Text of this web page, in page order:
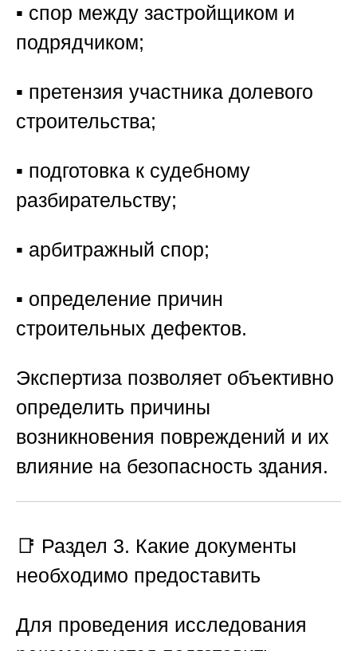
▪️ спор между застройщиком и
подрядчиком;
▪️ претензия участника долевого
строительства;
▪️ подготовка к судебному
разбирательству;
▪️ арбитражный спор;
▪️ определение причин
строительных дефектов.
Экспертиза позволяет объективно
определить причины
возникновения повреждений и их
влияние на безопасность здания.
📑 Раздел 3. Какие документы
необходимо предоставить
Для проведения исследования